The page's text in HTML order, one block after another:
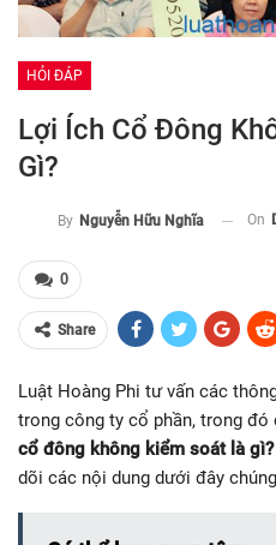
HỎI ĐÁP
Lợi Ích Cổ Đông
Gì?
By Nguyễn Hữu Nghĩa On
0
Share
Luật Hoàng Phi tư vấn các
trong công ty cổ phần, trong
cổ đông không kiểm soát là gì?
dõi các nội dung dưới đây